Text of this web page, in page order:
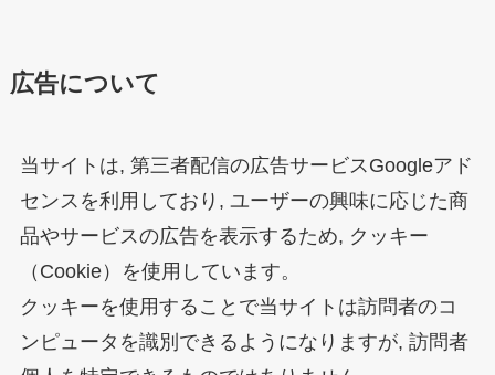
広告について
当サイトは, 第三者配信の広告サービスGoogleアド
センスを利用しており, ユーザーの興味に応じた商
品やサービスの広告を表示するため, クッキー
（Cookie）を使用しています。
クッキーを使用することで当サイトは訪問者のコ
ンピュータを識別できるようになりますが, 訪問者